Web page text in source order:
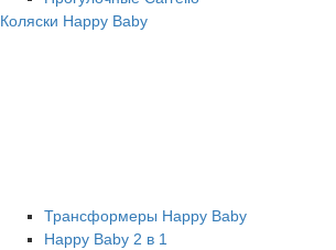
Коляски Happy Baby
Трансформеры Happy Baby
Happy Baby 2 в 1